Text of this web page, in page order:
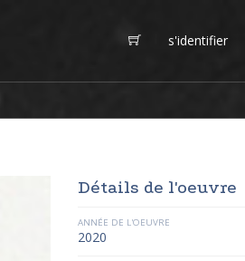
s'identifier
Détails de l'oeuvre
ANNÉE DE L'OEUVRE
2020